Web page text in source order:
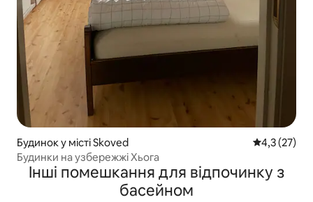
Будинок у місті Skoved Середня
4,3 (27)
Будинки на узбережжі Хьога
Інші помешкання для відпочинку з
басейном